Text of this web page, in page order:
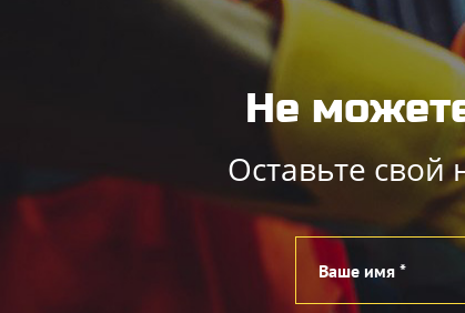
Не